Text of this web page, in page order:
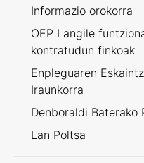
Informazio orokorra
OEP Langile
kontratudun finkoak
Enpleguaren
Iraunkorra
Denboraldi Baterako
Lan Poltsa